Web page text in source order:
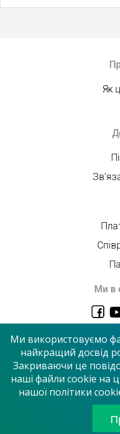
Як
Ми в
© 2026
Ми використовуємо
найкращий досвід
Закриваючи це
наші файли cookie на
нашої політики